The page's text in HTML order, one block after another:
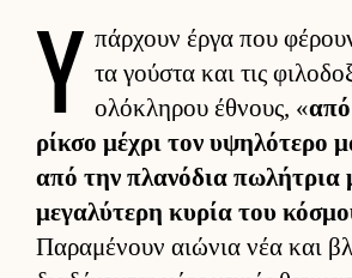
Υ πάρ­χουν έργα που
τα γού­στα και τις
ολόκληρου έθνους, «
ρίκσο μέχρι τον υψηλότερο
από την πλανόδια πωλήτρια
μεγαλύτερη κυρία του
Παραμένουν αιώνια νέα και